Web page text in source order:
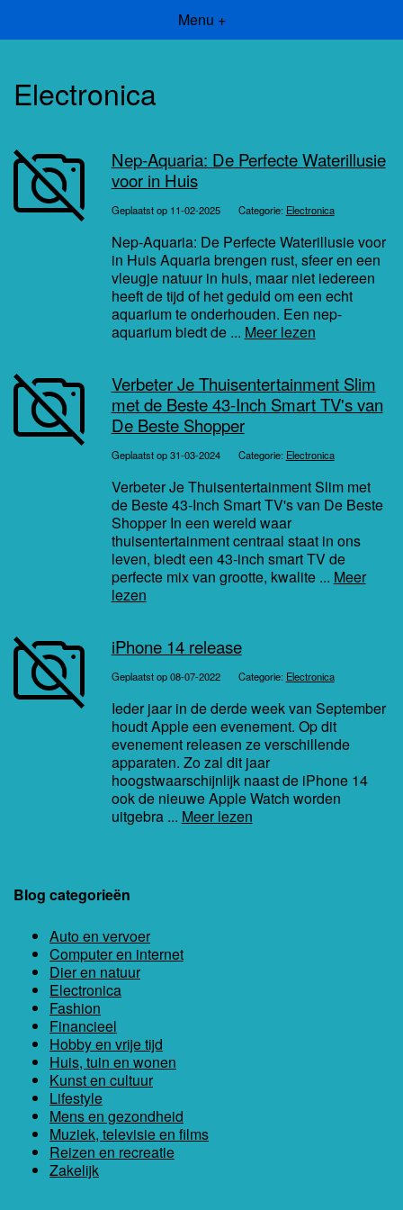
Menu +
Electronica
Nep-Aquaria: De Perfecte Waterillusie
voor in Huis
Geplaatst op 11-02-2025 Categorie: Electronica
Nep-Aquaria: De Perfecte Waterillusie voor
in Huis Aquaria brengen rust, sfeer en een
vleugje natuur in huis, maar niet iedereen
heeft de tijd of het geduld om een echt
aquarium te onderhouden. Een nep-
aquarium biedt de ... Meer lezen
Verbeter Je Thuisentertainment Slim
met de Beste 43-Inch Smart TV's van
De Beste Shopper
Geplaatst op 31-03-2024 Categorie: Electronica
Verbeter Je Thuisentertainment Slim met
de Beste 43-Inch Smart TV's van De Beste
Shopper In een wereld waar
thuisentertainment centraal staat in ons
leven, biedt een 43-inch smart TV de
perfecte mix van grootte, kwalite ... Meer
lezen
iPhone 14 release
Geplaatst op 08-07-2022 Categorie: Electronica
Ieder jaar in de derde week van September
houdt Apple een evenement. Op dit
evenement releasen ze verschillende
apparaten. Zo zal dit jaar
hoogstwaarschijnlijk naast de iPhone 14
ook de nieuwe Apple Watch worden
uitgebra ... Meer lezen
Blog categorieën
Auto en vervoer
Computer en internet
Dier en natuur
Electronica
Fashion
Financieel
Hobby en vrije tijd
Huis, tuin en wonen
Kunst en cultuur
Lifestyle
Mens en gezondheid
Muziek, televisie en films
Reizen en recreatie
Zakelijk